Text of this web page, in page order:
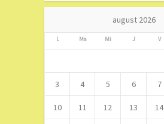
august 2026
L Ma Mi J V
3 4 5 6 7
10 11 12 13 14